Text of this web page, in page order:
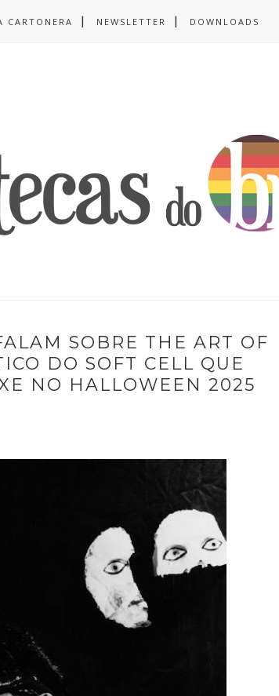
CARTONERA NEWSLETTER DOWNLOADS
SOBRE THE ART OF
DO SOFT CELL QUE
NO HALLOWEEN 2025